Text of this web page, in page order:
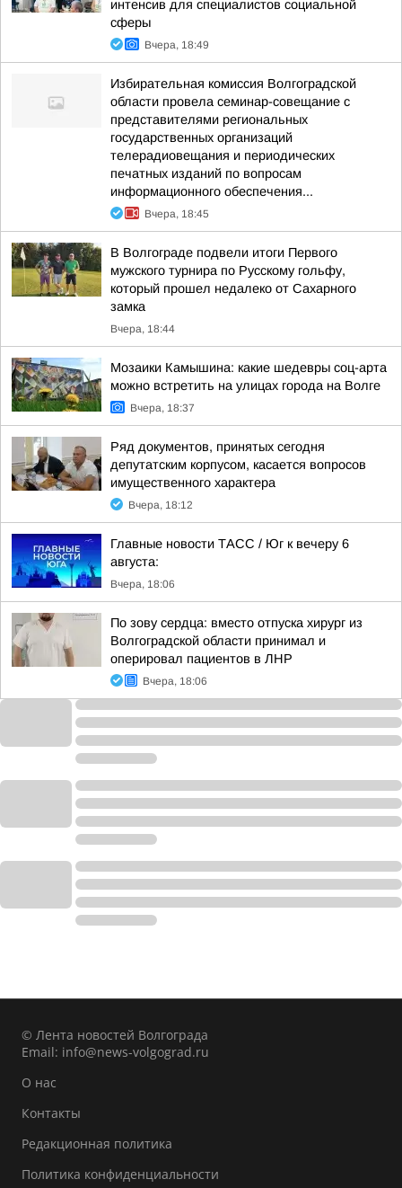
интенсив для специалистов социальной
сферы
Вчера, 18:49
Избирательная комиссия Волгоградской
области провела семинар-совещание с
представителями региональных
государственных организаций
телерадиовещания и периодических
печатных изданий по вопросам
информационного обеспечения...
Вчера, 18:45
В Волгограде подвели итоги Первого
мужского турнира по Русскому гольфу,
который прошел недалеко от Сахарного
замка
Вчера, 18:44
Мозаики Камышина: какие шедевры соц-арта
можно встретить на улицах города на Волге
Вчера, 18:37
Ряд документов, принятых сегодня
депутатским корпусом, касается вопросов
имущественного характера
Вчера, 18:12
Главные новости ТАСС / Юг к вечеру 6
августа:
Вчера, 18:06
По зову сердца: вместо отпуска хирург из
Волгоградской области принимал и
оперировал пациентов в ЛНР
Вчера, 18:06
© Лента новостей Волгограда
Email: info@news-volgograd.ru
О нас
Контакты
Редакционная политика
Политика конфиденциальности